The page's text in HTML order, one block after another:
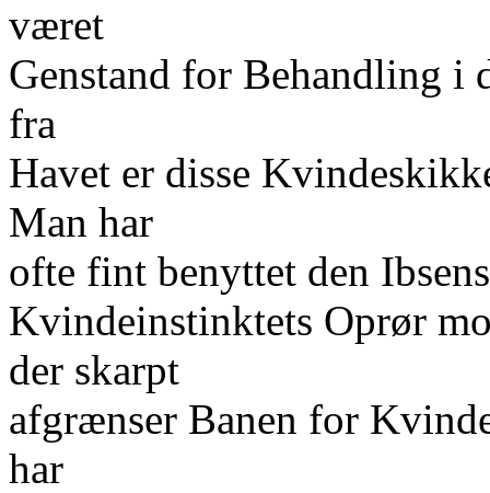
været
Genstand for Behandling i
fra
Havet er disse
Man har
ofte fint benyttet den
Kvindeinstinktets Oprør
der skarpt
afgrænser Banen for
har